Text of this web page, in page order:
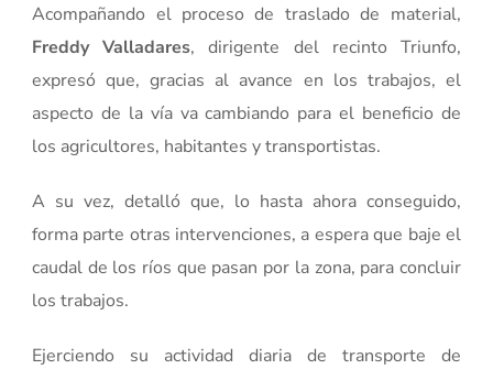
Acompañando el proceso de traslado de material,
Freddy Valladares, dirigente del recinto Triunfo,
expresó que, gracias al avance en los trabajos, el
aspecto de la vía va cambiando para el beneficio de
los agricultores, habitantes y transportistas.
A su vez, detalló que, lo hasta ahora conseguido,
forma parte otras intervenciones, a espera que baje el
caudal de los ríos que pasan por la zona, para concluir
los trabajos.
Ejerciendo su actividad diaria de transporte de